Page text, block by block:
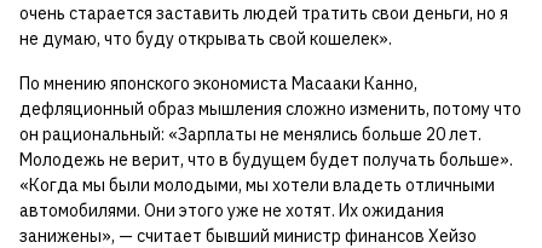
очень старается заставить людей тратить свои деньги, но я
не думаю, что буду открывать свой кошелек».
По мнению японского экономиста Масааки Канно,
дефляционный образ мышления сложно изменить, потому что
он рациональный: «Зарплаты не менялись больше 20 лет.
Молодежь не верит, что в будущем будет получать больше».
«Когда мы были молодыми, мы хотели владеть отличными
автомобилями. Они этого уже не хотят. Их ожидания
занижены», — считает бывший министр финансов Хейзо